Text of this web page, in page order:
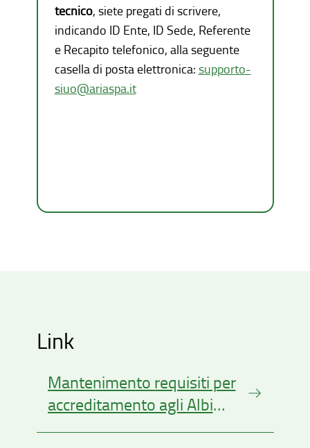
tecnico, siete pregati di scrivere,
indicando ID Ente, ID Sede, Referente
e Recapito telefonico, alla seguente
casella di posta elettronica: supporto-
siuo@ariaspa.it
Link
Mantenimento requisiti per
accreditamento agli Albi
regionali per i servizi di